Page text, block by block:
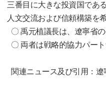
三番目に大きな投資国であ
人文交流および信頼構築を
〇 禹元植議長は、遼寧省
〇 両者は戦略的協力パー
関連ニュース及び引用：